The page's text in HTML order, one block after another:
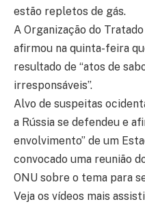
estão repletos de gás.
A Organização do
afirmou na quinta-feira
resultado de “atos de
irresponsáveis”.
Alvo de suspeitas
a Rússia se defendeu e
envolvimento” de um
convocado uma reunião
ONU sobre o tema para
Veja os vídeos mais